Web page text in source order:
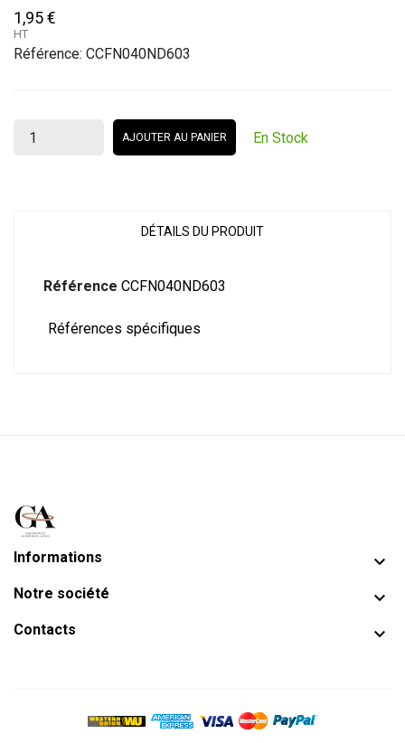
1,95 €
HT
Référence: CCFN040ND603
AJOUTER AU PANIER En Stock
DÉTAILS DU PRODUIT
Référence CCFN040ND603
Références spécifiques
Informations 
Notre société 
Contacts 